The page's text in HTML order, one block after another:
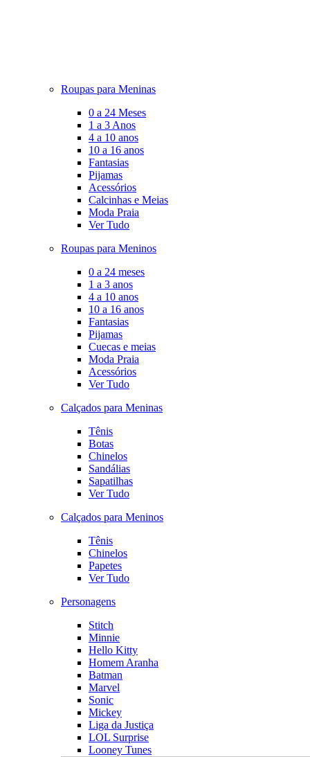
Roupas para Meninas
0 a 24 Meses
1 a 3 Anos
4 a 10 anos
10 a 16 anos
Fantasias
Pijamas
Acessórios
Calcinhas e Meias
Moda Praia
Ver Tudo
Roupas para Meninos
0 a 24 meses
1 a 3 anos
4 a 10 anos
10 a 16 anos
Fantasias
Pijamas
Cuecas e meias
Moda Praia
Acessórios
Ver Tudo
Calçados para Meninas
Tênis
Botas
Chinelos
Sandálias
Sapatilhas
Ver Tudo
Calçados para Meninos
Tênis
Chinelos
Papetes
Ver Tudo
Personagens
Stitch
Minnie
Hello Kitty
Homem Aranha
Batman
Marvel
Sonic
Mickey
Liga da Justiça
LOL Surprise
Looney Tunes